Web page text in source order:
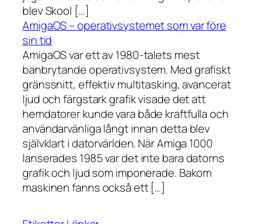
blev Skool […]
AmigaOS – operativsystemet som var före
sin tid
AmigaOS var ett av 1980-talets mest
banbrytande operativsystem. Med grafiskt
gränssnitt, effektiv multitasking, avancerat
ljud och färgstark grafik visade det att
hemdatorer kunde vara både kraftfulla och
användarvänliga långt innan detta blev
självklart i datorvärlden. När Amiga 1000
lanserades 1985 var det inte bara datorns
grafik och ljud som imponerade. Bakom
maskinen fanns också ett […]